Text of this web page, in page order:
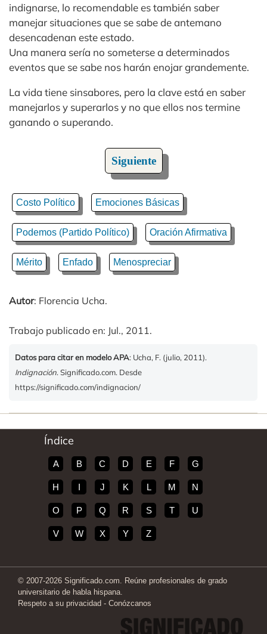
indignarse, lo recomendable es también saber
manejar situaciones que se sabe de antemano
desencadenan este estado.
Una manera sería no someterse a determinados
eventos que se sabe nos harán enojar grandemente.
La vida tiene sinsabores, pero la clave está en saber
manejarlos y superarlos y no que ellos nos termine
ganando o superando.
Siguiente
Costo Político Emociones Básicas
Podemos (Partido Político) Oración Afirmativa
Mérito Enfado Menospreciar
Autor: Florencia Ucha.
Trabajo publicado en: Jul., 2011.
Datos para citar en modelo APA: Ucha, F. (julio, 2011).
Indignación. Significado.com. Desde
https://significado.com/indignacion/
Índice
A B C D E F G
H I J K L M N
O P Q R S T U
V W X Y Z
© 2007-2026 Significado.com. Reúne profesionales de grado
universitario de habla hispana.
Respeto a su privacidad - Conózcanos